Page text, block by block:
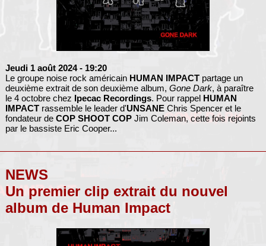
Jeudi 1 août 2024 - 19:20
Le groupe noise rock américain HUMAN IMPACTpartage un
deuxième extrait de son deuxième album, Gone Dark, à paraître
le 4 octobre chez Ipecac Recordings. Pour rappel HUMAN
IMPACTrassemble le leader d'UNSANEChris Spencer et le
fondateur de COP SHOOT COPJim Coleman, cette fois rejoints
par le bassiste Eric Cooper...
NEWS
Un premier clip extrait du nouvel
album de Human Impact